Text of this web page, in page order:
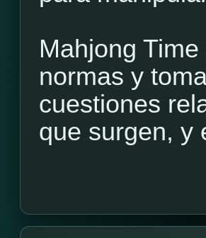
Mahjong
normas y
cuestiones
que surgen, y